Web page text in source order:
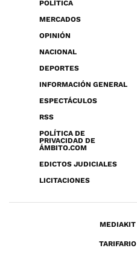
POLÍTICA
MERCADOS
OPINIÓN
NACIONAL
DEPORTES
INFORMACIÓN GENERAL
ESPECTÁCULOS
RSS
POLÍTICA DE
PRIVACIDAD DE
ÁMBITO.COM
EDICTOS JUDICIALES
LICITACIONES
MEDIAKIT
TARIFARIO